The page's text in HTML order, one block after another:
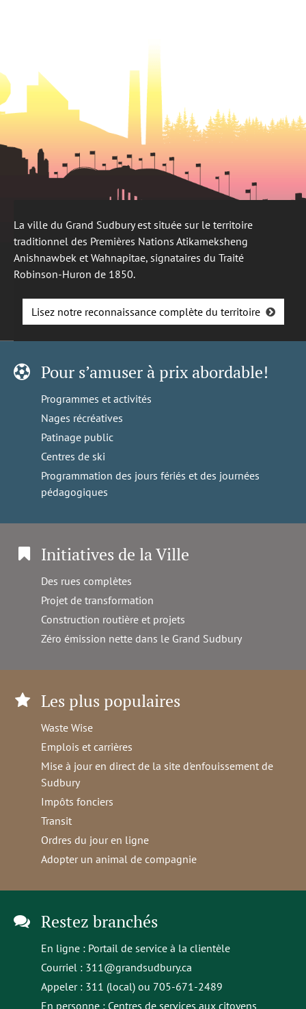
La ville du Grand Sudbury est située sur le territoire
traditionnel des Premières Nations Atikameksheng
Anishnawbek et Wahnapitae, signataires du Traité
Robinson-Huron de 1850.
Lisez notre reconnaissance complète du territoire
Pour s’amuser à prix abordable!
Programmes et activités
Nages récréatives
Patinage public
Centres de ski
Programmation des jours fériés et des journées
pédagogiques
Initiatives de la Ville
Des rues complètes
Projet de transformation
Construction routière et projets
Zéro émission nette dans le Grand Sudbury
Les plus populaires
Waste Wise
Emplois et carrières
Mise à jour en direct de la site d'enfouissement de
Sudbury
Impôts fonciers
Transit
Ordres du jour en ligne
Adopter un animal de compagnie
Restez branchés
En ligne : Portail de service à la clientèle
Courriel : 311@grandsudbury.ca
Appeler : 311 (local) ou 705-671-2489
En personne : Centres de services aux citoyens